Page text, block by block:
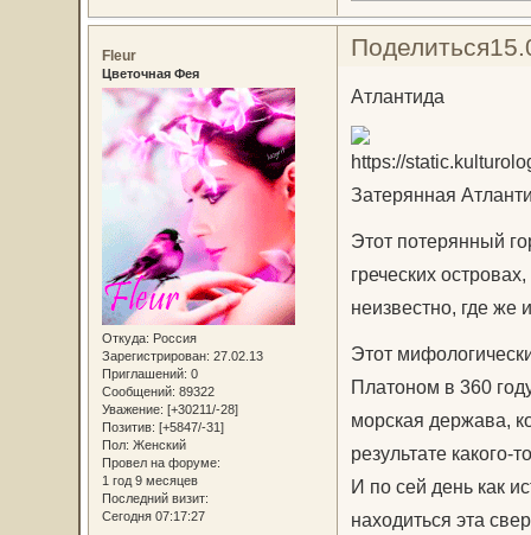
Поделиться
Fleur
Цветочная Фея
Откуда: Россия
Зарегистрирован: 27.02.13
Приглашений: 0
Сообщений: 89322
Уважение: [+30211/-28]
Позитив: [+5847/-31]
Пол: Женский
Провел на форуме:
1 год 9 месяцев
Последний визит:
Сегодня 07:17:27
Атлантида
Затерянная
Этот потерянный
греческих
неизвестно, где же
Этот
Платоном в 360
морская держава,
результате какого-
И по сей день как
находиться эта